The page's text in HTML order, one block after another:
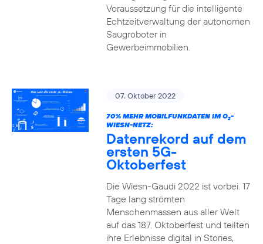
Voraussetzung für die intelligente
Echtzeitverwaltung der autonomen
Saugroboter in
Gewerbeimmobilien.
07. Oktober 2022
70% MEHR MOBILFUNKDATEN IM O2-
WIESN-NETZ:
Datenrekord auf dem
ersten 5G-
Oktoberfest
Die Wiesn-Gaudi 2022 ist vorbei. 17
Tage lang strömten
Menschenmassen aus aller Welt
auf das 187. Oktoberfest und teilten
ihre Erlebnisse digital in Stories,